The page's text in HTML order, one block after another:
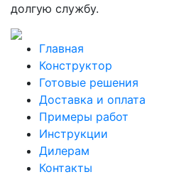
долгую службу.
Главная
Конструктор
Готовые решения
Доставка и оплата
Примеры работ
Инструкции
Дилерам
Контакты